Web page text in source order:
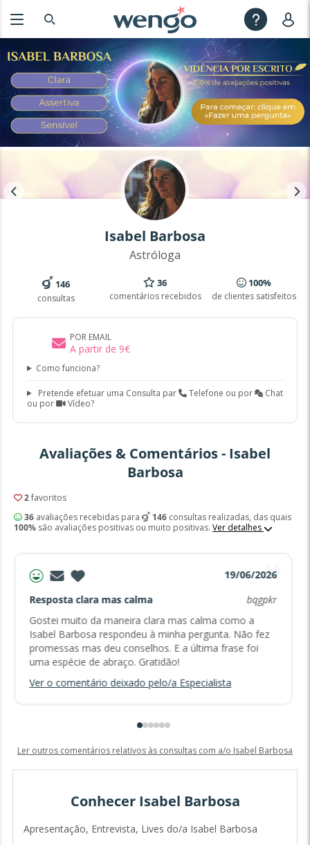
Isabel Barbosa
Astróloga
146
consultas
36
comentários recebidos
100%
de clientes satisfeitos
POR EMAIL
A partir de 9€
Como funciona?
Pretende efetuar uma Consulta par Telefone ou por
Chat
ou por
Vídeo?
Avaliações & Comentários - Isabel
Barbosa
2favoritos
36avaliações recebidas para 146consultas realizadas, das quais
100%são avaliações positivas ou muito positivas. Ver detalhes
19/06/2026
Resposta clara mas calma
bqgpkr
Gostei muito da maneira clara mas calma como a
Isabel Barbosa respondeu à minha pergunta. Não fez
promessas mas deu conselhos. E a última frase foi
uma espécie de abraço. Gratidão!
Ver o comentário deixado pelo/a Especialista
Ler outros comentários relativos às consultas com a/o Isabel Barbosa
Conhecer Isabel Barbosa
Apresentação, Entrevista, Lives do/a Isabel Barbosa